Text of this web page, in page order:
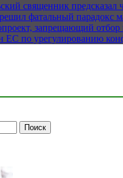
священник
фатальный парадокс
запрещающий отбор
по урегулированию